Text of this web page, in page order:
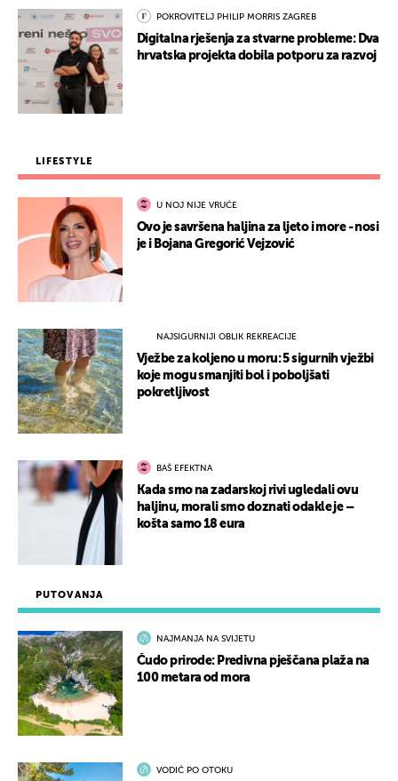
PUTOVANJA
NAJMANJA NA SVIJETU
Čudo prirode: Predivna pješčana plaža na
100 metara od mora
VODIČ PO OTOKU
POKROVITELJ PHILIP MORRIS ZAGREB
Digitalna rješenja za stvarne probleme: Dva
hrvatska projekta dobila potporu za razvoj
LIFESTYLE
U NOJ NIJE VRUĆE
Ovo je savršena haljina za ljeto i more - nosi
je i Bojana Gregorić Vejzović
NAJSIGURNIJI OBLIK REKREACIJE
Vježbe za koljeno u moru: 5 sigurnih vježbi
koje mogu smanjiti bol i poboljšati
pokretljivost
BAŠ EFEKTNA
Kada smo na zadarskoj rivi ugledali ovu
haljinu, morali smo doznati odakle je –
košta samo 18 eura